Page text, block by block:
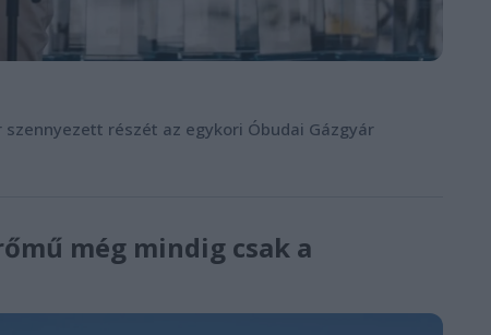
részét az egykori Óbudai Gázgyár
még mindig csak a